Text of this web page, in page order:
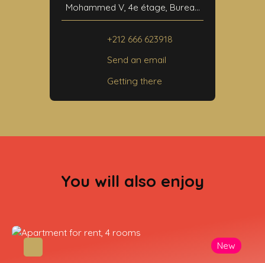
Mohammed V, 4e étage, Bureau
N°24
40000 Marrakech
+212 666 623918
Send an email
Getting there
You will also enjoy
New